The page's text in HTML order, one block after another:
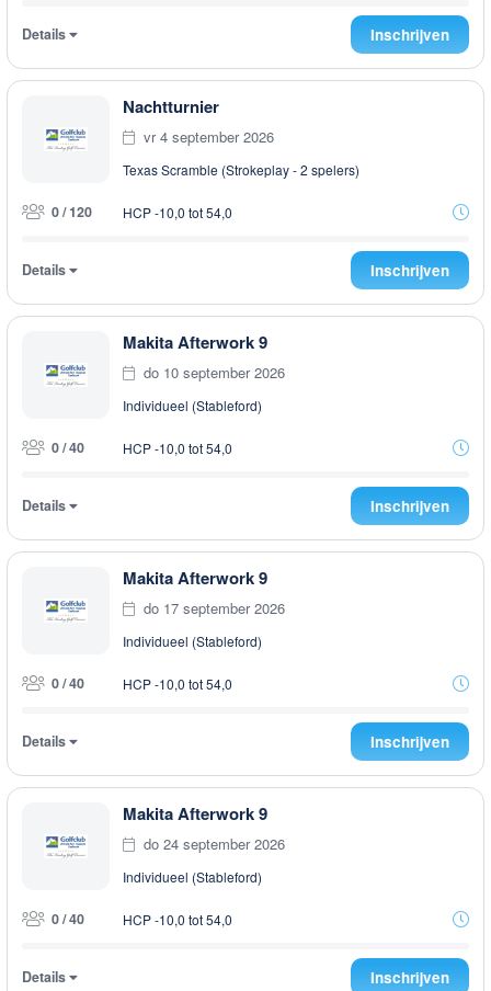
Details Inschrijven
Nachtturnier
vr 4 september 2026
Texas Scramble (Strokeplay - 2 spelers)
0 / 120 HCP -10,0 tot 54,0
Details Inschrijven
Makita Afterwork 9
do 10 september 2026
Individueel (Stableford)
0 / 40 HCP -10,0 tot 54,0
Details Inschrijven
Makita Afterwork 9
do 17 september 2026
Individueel (Stableford)
0 / 40 HCP -10,0 tot 54,0
Details Inschrijven
Makita Afterwork 9
do 24 september 2026
Individueel (Stableford)
0 / 40 HCP -10,0 tot 54,0
Details Inschrijven